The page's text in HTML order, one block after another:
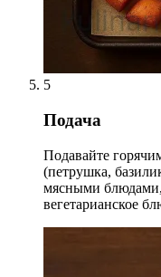
5
Подача
Подавайте
(петрушка,
мясными блюдами,
вегетарианское